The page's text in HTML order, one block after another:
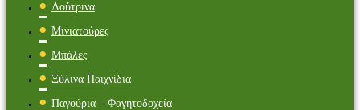
Λούτρινα
Μινιατούρες
Μπάλες
Ξύλινα Παιχνίδια
Παγούρια – Φαγητοδοχεία